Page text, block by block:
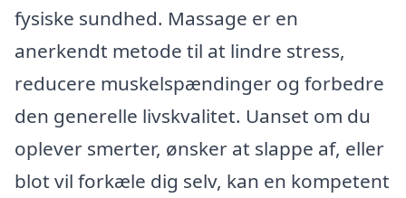
fysiske sundhed. Massage er en
anerkendt metode til at lindre stress,
reducere muskelspændinger og forbedre
den generelle livskvalitet. Uanset om du
oplever smerter, ønsker at slappe af, eller
blot vil forkæle dig selv, kan en kompetent